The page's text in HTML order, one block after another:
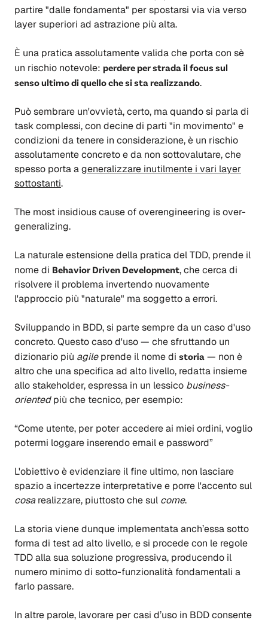
partire "dalle fondamenta" per spostarsi via via verso
layer superiori ad astrazione più alta.
È una pratica assolutamente valida che porta con sè
un rischio notevole: perdere per strada il focus sul
senso ultimo di quello che si sta realizzando.
Può sembrare un'ovvietà, certo, ma quando si parla di
task complessi, con decine di parti "in movimento" e
condizioni da tenere in considerazione, è un rischio
assolutamente concreto e da non sottovalutare, che
spesso porta ageneralizzare inutilmente i vari layer
sottostanti.
The most insidious cause of overengineering is over-
generalizing.
La naturale estensione della pratica del TDD, prende il
nome di Behavior Driven Development, che cerca di
risolvere il problema invertendo nuovamente
l'approccio più "naturale" ma soggetto a errori.
Sviluppando in BDD, si parte sempre da un caso d'uso
concreto. Questo caso d'uso — che sfruttando un
dizionario più agileprende il nome di storia — non è
altro che una specifica ad alto livello, redatta insieme
allo stakeholder, espressa in un lessico business-
orientedpiù che tecnico, per esempio:
“Come utente, per poter accedere ai miei ordini, voglio
potermi loggare inserendo email e password”
L'obiettivo è evidenziare il fine ultimo, non lasciare
spazio a incertezze interpretative e porre l'accento sul
cosarealizzare, piuttosto che sul come.
La storia viene dunque implementata anch’essa sotto
forma di test ad alto livello, e si procede con le regole
TDD alla sua soluzione progressiva, producendo il
numero minimo di sotto-funzionalità fondamentali a
farlo passare.
In altre parole, lavorare per casi d’uso in BDD consente